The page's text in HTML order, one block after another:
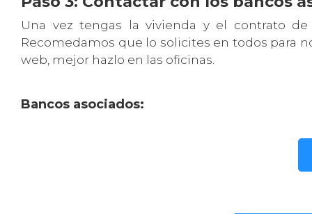
Una vez tengas la vivienda y el contrato
Recomedamos que lo solicites en todos para
web, mejor hazlo en las oficinas.
Bancos asociados: